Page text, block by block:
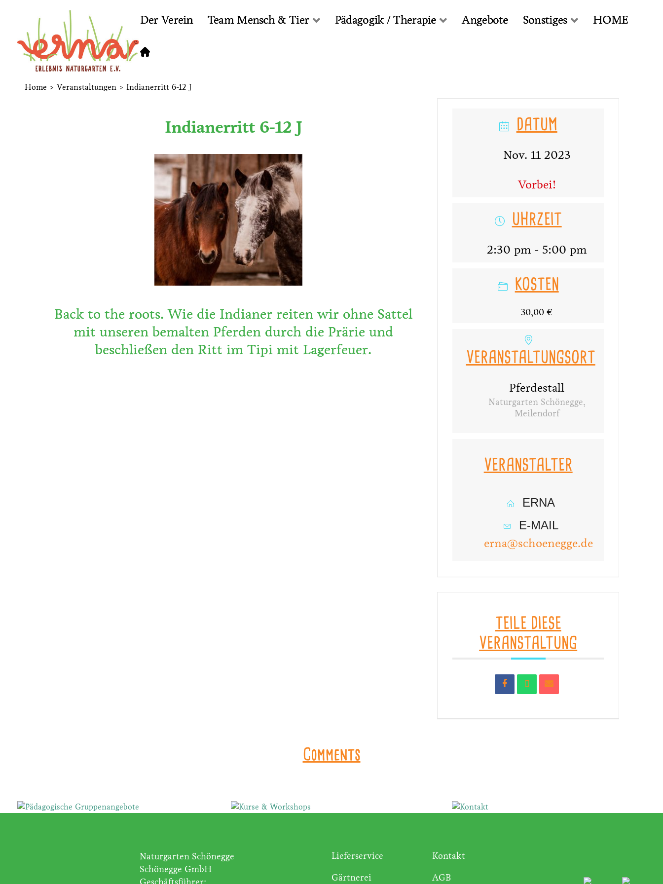
Der Verein Team Mensch & Tier Pädagogik / Therapie Angebote Sonstiges HOME
Home >Veranstaltungen > Indianerritt 6-12 J
Indianerritt 6-12 J
Back to the roots. Wie die Indianer reiten wir ohne Sattel
mit unseren bemalten Pferden durch die Prärie und
beschließen den Ritt im Tipi mit Lagerfeuer.
DATUM
Nov. 11 2023
Vorbei!
UHRZEIT
2:30 pm - 5:00 pm
KOSTEN
30,00 €
VERANSTALTUNGSORT
Pferdestall
Naturgarten Schönegge,
Meilendorf
VERANSTALTER
ERNA
E-MAIL
erna@schoenegge.de
TEILE DIESE
VERANSTALTUNG
Comments
Naturgarten Schönegge
Schönegge GmbH
Lieferservice
Gärtnerei
Kontakt
AGB